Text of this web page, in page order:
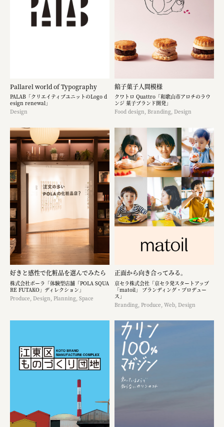
Pallarel world of Typography
PALAB「クリエイティブユニットのLogo d
esign renewal」
Design
餡子菓子人間模様
クワトロ Quattro「和歌山市アロチのラウ
ンジ 菓子ブランド開発」
Food design, Branding, Design
好きと感性で化粧品を選んでみたら
株式会社ポーラ「体験型店舗「POLA SQUA
RE FUTAKO」ディレクション」
Produce, Design, Planning, Space
正面から向き合ってみる。
京セラ株式会社「京セラ発スタートアップ
「matoil」 ブランディング・プロデュー
ス」
Branding, Produce, Web, Design